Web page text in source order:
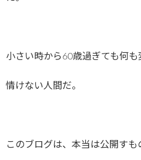
小さい時から60歳過ぎても何も
情けない人間だ。
このブログは、本当は公開すも